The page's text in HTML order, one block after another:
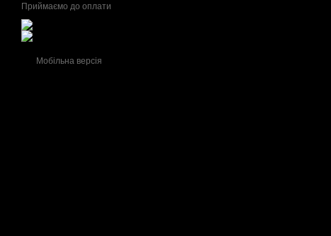
Приймаємо до оплати
Мобільна версія